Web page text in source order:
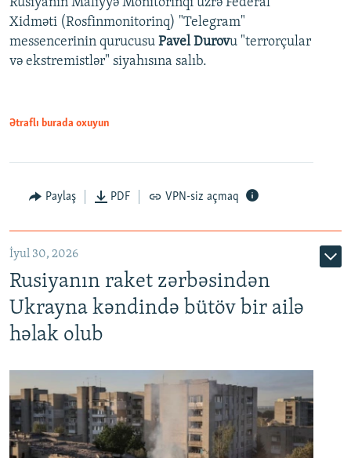
Xidməti (Rosfinmonitorinq) "Telegram"
messencerinin qurucusu Pavel Durovu "terrorçular
və ekstremistlər" siyahısına salıb.
Ətraflı burada oxuyun
Paylaş PDF VPN-siz açmaq
İyul 30, 2026
Rusiyanın raket zərbəsindən
Ukrayna kəndində bütöv bir ailə
həlak olub